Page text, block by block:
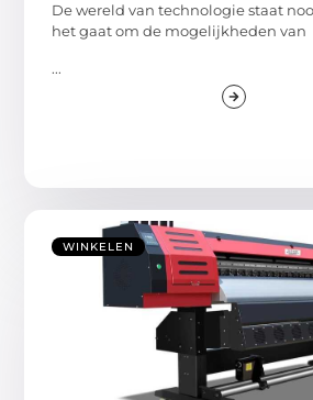
De wereld van technologie staat
het gaat om de mogelijkheden van
...
WINKELEN